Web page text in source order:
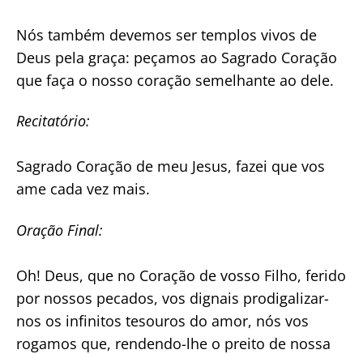
Nós também devemos ser templos vivos de
Deus pela graça: peçamos ao Sagrado Coração
que faça o nosso coração semelhante ao dele.
Recitatório:
Sagrado Coração de meu Jesus, fazei que vos
ame cada vez mais.
Oração Final:
Oh! Deus, que no Coração de vosso Filho, ferido
por nossos pecados, vos dignais prodigalizar-
nos os infinitos tesouros do amor, nós vos
rogamos que, rendendo-lhe o preito de nossa